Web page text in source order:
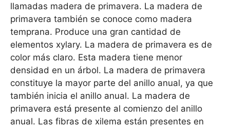
llamadas madera de primavera. La madera de
primavera también se conoce como madera
temprana. Produce una gran cantidad de
elementos xylary. La madera de primavera es de
color más claro. Esta madera tiene menor
densidad en un árbol. La madera de primavera
constituye la mayor parte del anillo anual, ya que
también inicia el anillo anual. La madera de
primavera está presente al comienzo del anillo
anual. Las fibras de xilema están presentes en